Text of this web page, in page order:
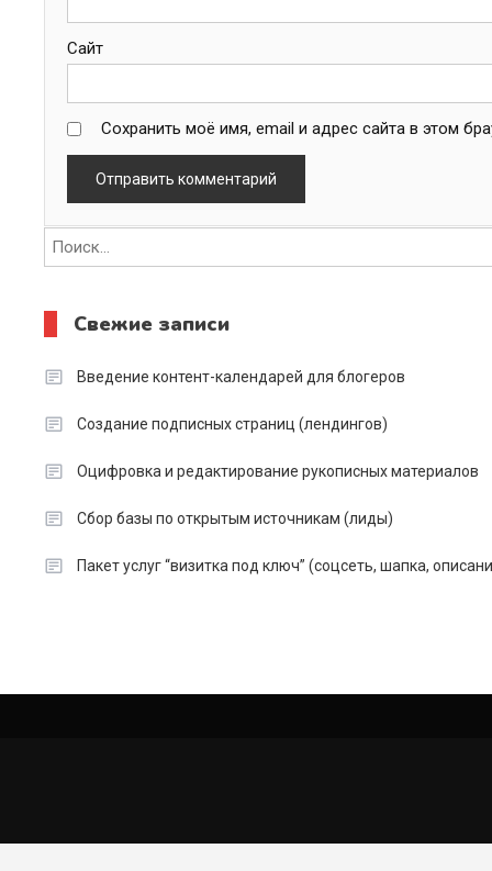
Сайт
Сохранить моё имя, email и адрес сайта в этом
Свежие записи
Введение контент-календарей для блогеров
Создание подписных страниц (лендингов)
Оцифровка и редактирование рукописных материалов
Сбор базы по открытым источникам (лиды)
Пакет услуг “визитка под ключ” (соцсеть, шапка,